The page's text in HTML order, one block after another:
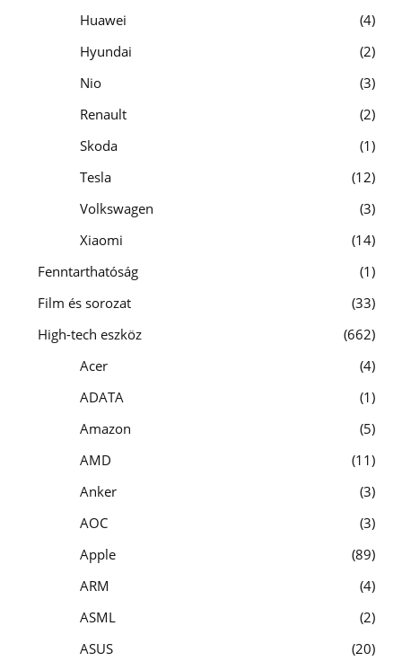
Huawei
4
Hyundai
2
Nio
3
Renault
2
Skoda
1
Tesla
12
Volkswagen
3
Xiaomi
14
Fenntarthatóság
1
Film és sorozat
33
High-tech eszköz
662
Acer
4
ADATA
1
Amazon
5
AMD
11
Anker
3
AOC
3
Apple
89
ARM
4
ASML
2
ASUS
20